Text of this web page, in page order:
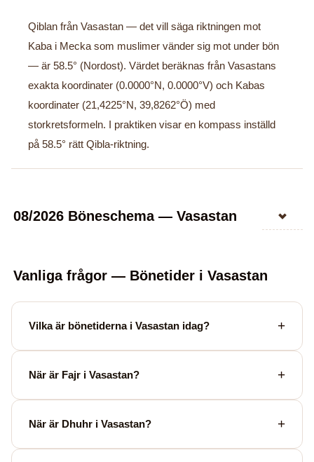
Qiblan från Vasastan — det vill säga riktningen mot
Kaba i Mecka som muslimer vänder sig mot under bön
— är 58.5° (Nordost). Värdet beräknas från Vasastans
exakta koordinater (0.0000°N, 0.0000°V) och Kabas
koordinater (21,4225°N, 39,8262°Ö) med
storkretsformeln. I praktiken visar en kompass inställd
på 58.5° rätt Qibla-riktning.
08/2026 Böneschema — Vasastan
Vanliga frågor — Bönetider i Vasastan
Vilka är bönetiderna i Vasastan idag?
När är Fajr i Vasastan?
När är Dhuhr i Vasastan?